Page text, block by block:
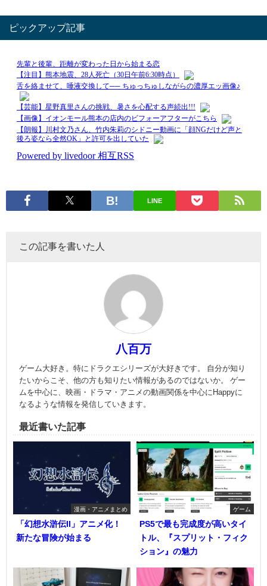
ピックアップ記事
LINE
この記事を書いた人
八百万
ゲーム大好き。特にドラクエシリーズが大好きです。 自分が知り
たいからこそ、他の方も知りたい情報があるのではないか。 ゲー
ムを中心に、映画・ドラマ・アニメの動画関係を中心にHappyに
なるような情報を発信していきます。
最近書いた記事
漫画・アニメまとめ
「幻想水滸伝II」アニメ化！
新たな冒険が始まる
ゲーム
PS5で最も完成度が高いタイ
トル、『スプリット・フィク
ション』の魅力